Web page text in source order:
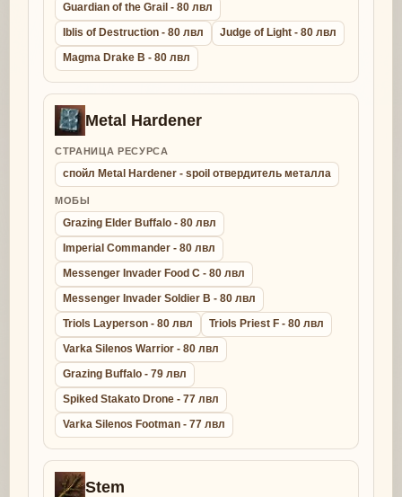
Guardian of the Grail - 80 лвл
Iblis of Destruction - 80 лвл
Judge of Light - 80 лвл
Magma Drake B - 80 лвл
Metal Hardener
СТРАНИЦА РЕСУРСА
спойл Metal Hardener - spoil отвердитель металла
МОБЫ
Grazing Elder Buffalo - 80 лвл
Imperial Commander - 80 лвл
Messenger Invader Food C - 80 лвл
Messenger Invader Soldier B - 80 лвл
Triols Layperson - 80 лвл
Triols Priest F - 80 лвл
Varka Silenos Warrior - 80 лвл
Grazing Buffalo - 79 лвл
Spiked Stakato Drone - 77 лвл
Varka Silenos Footman - 77 лвл
Stem